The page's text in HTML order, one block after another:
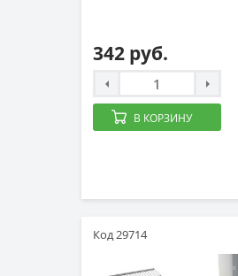
342 руб.
В КОРЗИНУ
Код 29714